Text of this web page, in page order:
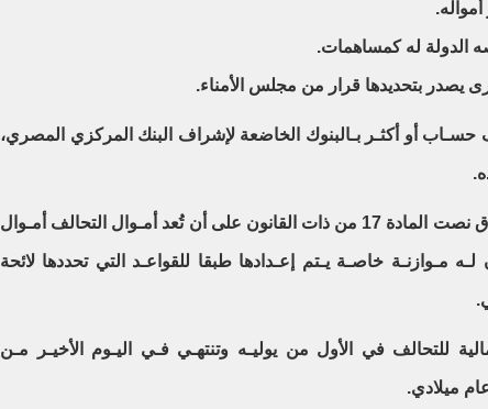
حسـاب أو أكثـر بـالبنوك الخاضعة لإشراف البنك المركزي المصري،
وفى ذات السياق نصت المادة 17 من ذات القانون على أن تُعد أمـوال التحالف أمـوال
مـوازنـة خاصـة يـتم إعـدادها طبقا للقواعـد التي تحددها لائحة
للتحالف في الأول من يوليـه وتنتهـي فـي اليـوم الأخيـر مـن
ميلادي.